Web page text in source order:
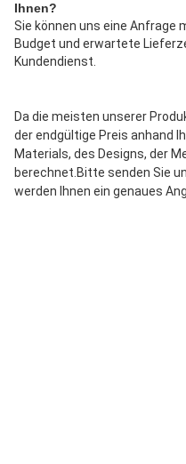
Ihnen?
Sie können uns eine Anfrage
Budget und erwartete
Kundendienst.
Da die meisten unserer
der endgültige Preis anhand
Materials, des Designs, der
berechnet.Bitte senden Sie
werden Ihnen ein genaues